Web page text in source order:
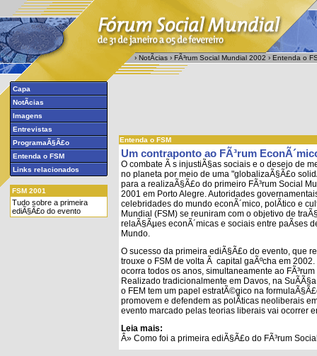
› NotÃ­cias › FÃ³rum Social Mundial 2002 › Entenda o
Capa
NotÃ­cias
Imagens
Entrevistas
ProgramaÃ§Ã£o
Entenda o FSM
Links relacionados
FSM 2001
Tudo sobre a primeira
ediÃ§Ã£o do evento
Entenda o FSM
Um contraponto ao FÃ³rum
O combate Ã s injustiÃ§as sociais e o desejo de
no planeta por meio de uma "globalizaÃ§Ã£o
para a realizaÃ§Ã£o do primeiro FÃ³rum Social
2001 em Porto Alegre. Autoridades
celebridades do mundo econÃ´mico, polÃ­tico e
Mundial (FSM) se reuniram com o objetivo de
relaÃ§Ãµes econÃ´micas e sociais entre paÃ­ses
Mundo.
O sucesso da primeira ediÃ§Ã£o do evento, que
trouxe o FSM de volta Ã capital gaÃºcha em
ocorra todos os anos, simultaneamente ao
Realizado tradicionalmente em Davos, na
o FEM tem um papel estratÃ©gico na
promovem e defendem as polÃ­ticas neoliberais
evento marcado pelas teorias liberais vai ocorrer
Leia mais:
Â» Como foi a primeira ediÃ§Ã£o do FÃ³rum